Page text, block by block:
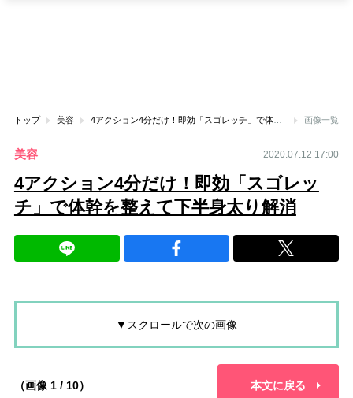
トップ 美容 4アクション4分だけ！即効「スゴレッチ」で体幹を整えて下半身太り解消 画像一覧
美容 2020.07.12 17:00
4アクション4分だけ！即効「スゴレッ
チ」で体幹を整えて下半身太り解消
▼スクロールで次の画像
（画像 1 / 10） 本文に戻る